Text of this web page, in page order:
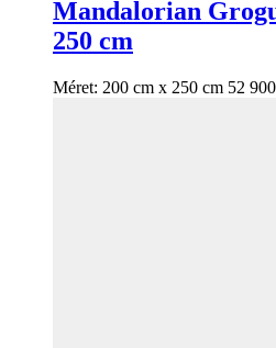
Mandalorian
250 cm
Méret: 200 cm x 250 cm 52 900